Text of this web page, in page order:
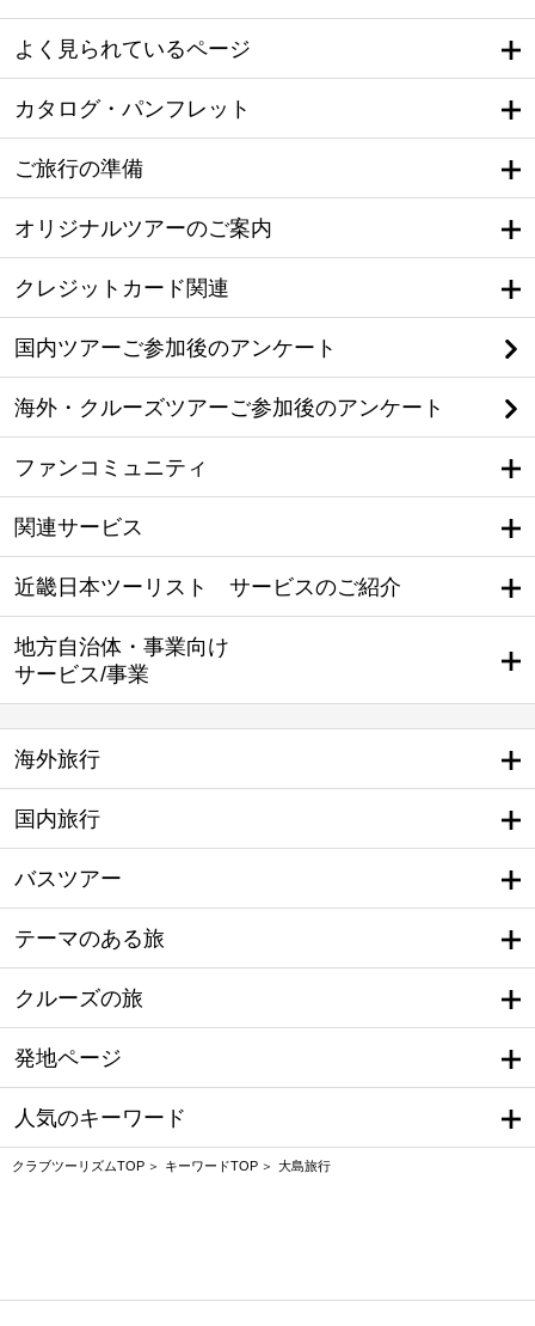
よく見られているページ
カタログ・パンフレット
ご旅行の準備
オリジナルツアーのご案内
クレジットカード関連
国内ツアーご参加後のアンケート
海外・クルーズツアーご参加後のアンケート
ファンコミュニティ
関連サービス
近畿日本ツーリスト サービスのご紹介
地方自治体・事業向け
サービス/事業
海外旅行
国内旅行
バスツアー
テーマのある旅
クルーズの旅
発地ページ
人気のキーワード
クラブツーリズムTOP キーワードTOP 大島旅行